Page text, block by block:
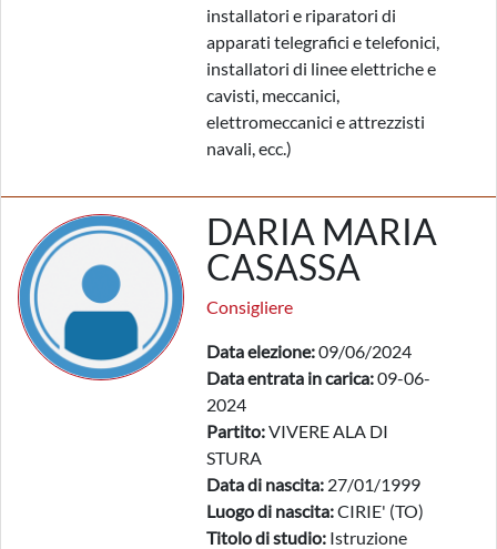
installatori e riparatori di
apparati telegrafici e telefonici,
installatori di linee elettriche e
cavisti, meccanici,
elettromeccanici e attrezzisti
navali, ecc.)
DARIA MARIA
CASASSA
Consigliere
Data elezione:09/06/2024
Data entrata in carica:09-06-
2024
Partito:VIVERE ALA DI
STURA
Data di nascita: 27/01/1999
Luogo di nascita:CIRIE' (TO)
Titolo di studio: Istruzione